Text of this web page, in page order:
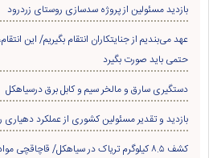
بازدید مسئولین از پروژه سدسازی روستای زردرود
عهد می‌بندیم از جنایتکاران انتقام بگیریم/ این
حتمی باید صورت بگیرد
دستگیری سارق و مالخر سیم و کابل برق درسیاهکل
بازدید و تقدیر مسئولین کشوری از عملکرد
کشف ۸.۵ کیلوگرم تریاک در سیاهکل/ قاچاقچی مواد مخدر دستگیر شد